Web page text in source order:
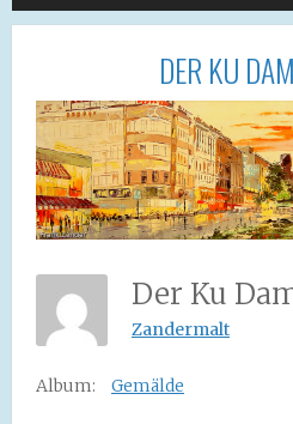
DER KU
Der Ku
Zandermalt
Album: Gemälde